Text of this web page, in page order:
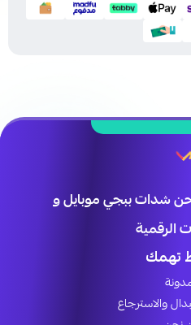
شدات ببجي موبايل و
الرقمية
تهمك
والاسترجاع